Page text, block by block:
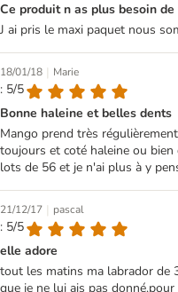
Ce produit n as plus besoin
J ai pris le maxi paquet nous
18/01/18 | Marie
: 5/5
Bonne haleine et belles dents
Mango prend très
toujours et coté haleine ou
lots de 56 et je n'ai plus à y
21/12/17 | pascal
: 5/5
elle adore
tout les matins ma labrador de
que je ne lui ais pas